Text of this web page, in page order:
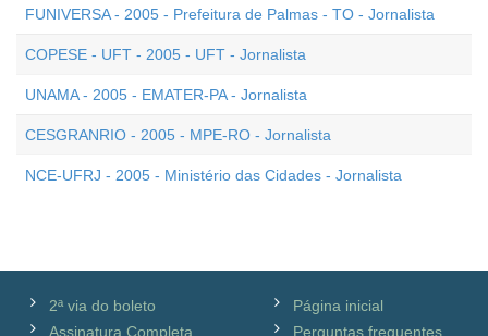
FUNIVERSA - 2005 - Prefeitura de Palmas - TO - Jornalista
COPESE - UFT - 2005 - UFT - Jornalista
UNAMA - 2005 - EMATER-PA - Jornalista
CESGRANRIO - 2005 - MPE-RO - Jornalista
NCE-UFRJ - 2005 - Ministério das Cidades - Jornalista
2ª via do boleto
Assinatura Completa
Página inicial
Perguntas frequentes